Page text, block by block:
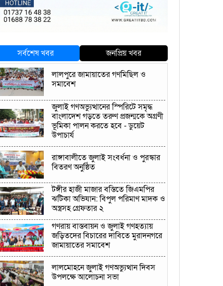
সর্বশেষ খবর
জনপ্রিয় খবর
লালপুরে জামায়াতের গণমিছিল ও
সমাবেশ
জুলাই গণঅভ্যুত্থানের স্পিরিটে সমৃদ্ধ
বাংলাদেশ গড়তে তরুণ প্রজন্মকে অগ্রণী
ভূমিকা পালন করতে হবে - ডুয়েট
উপাচার্য
রাঙ্গাবালীতে জুলাই সংবর্ধনা ও পুরস্কার
বিতরণ অনুষ্ঠিত
টঙ্গীর হাজী মাজার বস্তিতে জিএমপির
ঝটিকা অভিযান: বিপুল পরিমাণ মাদক ও
অস্ত্রসহ গ্রেফতার ২
গণরায় বাস্তবায়ন ও জুলাই গণহত্যায়
জড়িতদের বিচারের দাবিতে মুরাদনগরে
জামায়াতের সমাবেশ
লালমোহনে জুলাই গণঅভ্যুত্থান দিবস
উপলক্ষে আলোচনা সভা